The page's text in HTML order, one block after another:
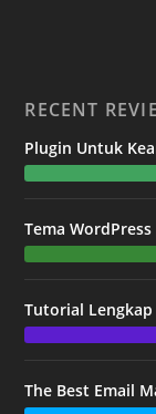
RECENT
Plugin Untuk
Tema
Tutorial Lengkap
The Best Email